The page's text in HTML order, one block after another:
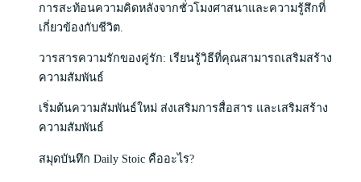
การสะท้อนความคิดหลังจากชั่วโมงศาสนาและความรู้สึกที่
เกี่ยวข้องกับชีวิต.
วารสารความรักของคู่รัก: เรียนรู้วิธีที่คุณสามารถเสริมสร้าง
ความสัมพันธ์
เริ่มต้นความสัมพันธ์ใหม่ ส่งเสริมการสื่อสาร และเสริมสร้าง
ความสัมพันธ์
สมุดบันทึก Daily Stoic คืออะไร?